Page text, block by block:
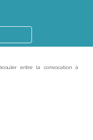
entre la convocation à